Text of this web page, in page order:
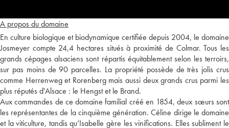
A propos du domaine
En culture biologique et biodynamique certifiée depuis 2004, le domaine
Josmeyer compte 24,4 hectares situés à proximité de Colmar. Tous les
grands cépages alsaciens sont répartis équitablement selon les terroirs,
sur pas moins de 90 parcelles. La propriété possède de très jolis crus
comme Herrenweg et Rorenberg mais aussi deux grands crus parmi les
plus réputés d'Alsace : le Hengst et le Brand.
Aux commandes de ce domaine familial créé en 1854, deux sœurs sont
les représentantes de la cinquième génération. Céline dirige le domaine
et la viticulture, tandis qu’Isabelle gère les vinifications. Elles subliment le